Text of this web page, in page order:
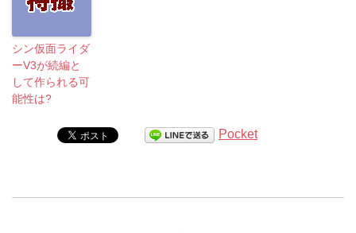
シン仮面ライダ
ーV3が続編と
して作られる可
能性は?
Pocket